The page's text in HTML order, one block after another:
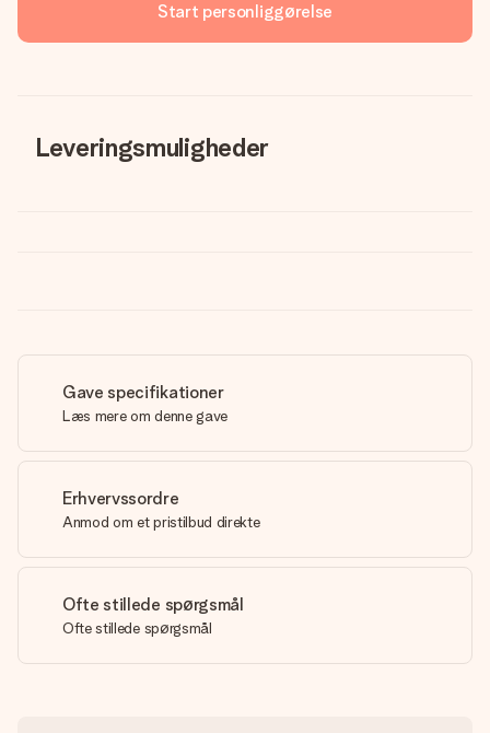
Start personliggørelse
Leveringsmuligheder
Gave specifikationer
Læs mere om denne gave
Erhvervssordre
Anmod om et pristilbud direkte
Ofte stillede spørgsmål
Ofte stillede spørgsmål